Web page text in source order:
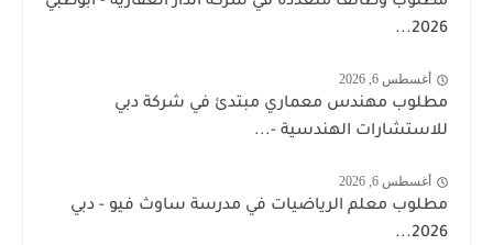
2026...
أغسطس 6, 2026
مطلوب مهندس معماري مبتدئ في شركة دبي
للاستشارات الهندسية -...
أغسطس 6, 2026
مطلوب معلم الرياضيات في مدرسة ساوث فيو - دبي
2026...